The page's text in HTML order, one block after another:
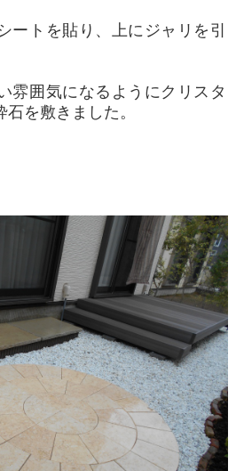
ートを貼り、上にジャリを引
雰囲気になるようにクリスタ
を敷きました。